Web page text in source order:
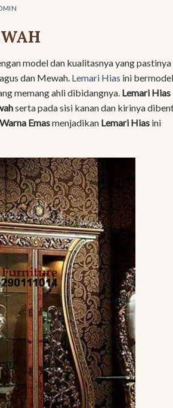
model dan kualitasnya yang pastinya
dan Mewah. Lemari Hias ini bermodel
memang ahli dibidangnya. Lemari Hias
serta pada sisi kanan dan kirinya
Warna Emasmenjadikan Lemari Hias ini